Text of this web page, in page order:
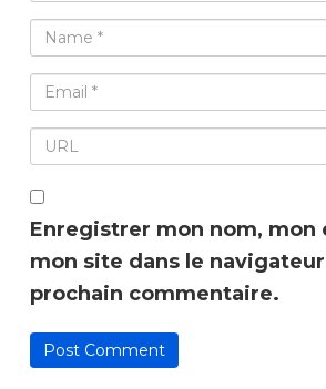
Enregistrer mon nom, mon
mon site dans le
prochain commentaire.